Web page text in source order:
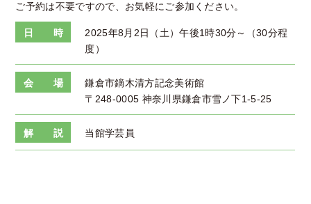
ご予約は不要ですので、お気軽にご参加ください。
日 時
2025年8月2日（土）午後1時30分～（30分程
度）
会 場
鎌倉市鏑木清方記念美術館
〒248-0005 神奈川県鎌倉市雪ノ下1-5-25
解 説 当館学芸員